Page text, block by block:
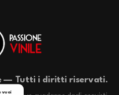
— Tutti i diritti riservati.
vuoi